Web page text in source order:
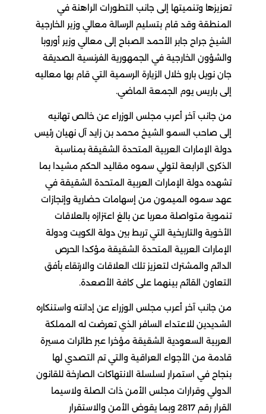
تعزيزها وتنميتها إلى جانب التطورات الراهنة في
المنطقة وقد قام بتسليم الرسالة معالي وزير الخارجية
الشيخ جراح جابر الأحمد الصباح إلى معالي وزير أوروبا
والشؤون الخارجية في الجمهورية الفرنسية الصديقة
جان نويل بارو خلال الزيارة الرسمية التي قام بها معاليه
إلى باريس يوم الجمعة الماضي.
من جانب آخر أعرب مجلس الوزراء عن خالص تهانيه
إلى صاحب السمو الشيخ محمد بن زايد آل نهيان رئيس
دولة الإمارات العربية المتحدة الشقيقة بمناسبة
الذكرى الرابعة لتولي سموه مقاليد الحكم مشيدا بما
تشهده دولة الإمارات العربية المتحدة الشقيقة في
عهد سموه الميمون من إسهامات حضارية وإنجازات
تنموية متواصلة معربا عن بالغ اعتزازه بالعلاقات
الأخوية والتاريخية التي تربط بين دولة الكويت ودولة
الإمارات العربية المتحدة الشقيقة مؤكدا الحرص
الدائم والمشترك لتعزيز تلك العلاقات والارتقاء بأفق
التعاون القائم بينهما على كافة الأصعدة.
من جانب آخر أعرب مجلس الوزراء عن إدانته واستنكاره
الشديدين للاعتداء السافر الذي تعرضت له المملكة
العربية السعودية الشقيقة مؤخرا عبر طائرات مسيرة
قادمة من الأجواء العراقية والتي تم التصدي لها
بنجاح في استمرار لسلسلة الانتهاكات الصارخة للقانون
الدولي وقرارات مجلس الأمن ذات الصلة ولاسيما
القرار رقم 2817 وبما يقوض الأمن والاستقرار